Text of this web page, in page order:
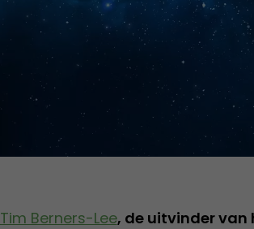
Tim Berners-Lee, de uitvinder van